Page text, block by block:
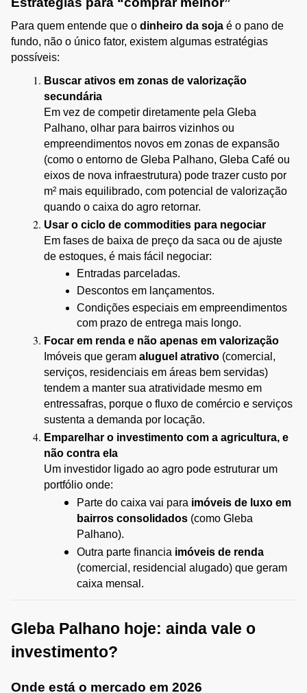
Para quem entende que o dinheiro da soja é o pano de
fundo, não o único fator, existem algumas estratégias
possíveis:
Buscar ativos em zonas de valorização
secundária
Em vez de competir diretamente pela Gleba
Palhano, olhar para bairros vizinhos ou
empreendimentos novos em zonas de expansão
(como o entorno de Gleba Palhano, Gleba Café ou
eixos de nova infraestrutura) pode trazer custo por
m² mais equilibrado, com potencial de valorização
quando o caixa do agro retornar.
Usar o ciclo de commodities para negociar
Em fases de baixa de preço da saca ou de ajuste
de estoques, é mais fácil negociar:
Entradas parceladas.
Descontos em lançamentos.
Condições especiais em empreendimentos
com prazo de entrega mais longo.
Focar em renda e não apenas em valorização
Imóveis que geram aluguel atrativo (comercial,
serviços, residenciais em áreas bem servidas)
tendem a manter sua atratividade mesmo em
entressafras, porque o fluxo de comércio e serviços
sustenta a demanda por locação.
Emparelhar o investimento com a agricultura, e
não contra ela
Um investidor ligado ao agro pode estruturar um
portfólio onde:
Parte do caixa vai para imóveis de luxo em
bairros consolidados (como Gleba
Palhano).
Outra parte financia imóveis de renda
(comercial, residencial alugado) que geram
caixa mensal.
Gleba Palhano hoje: ainda vale o
investimento?
Onde está o mercado em 2026